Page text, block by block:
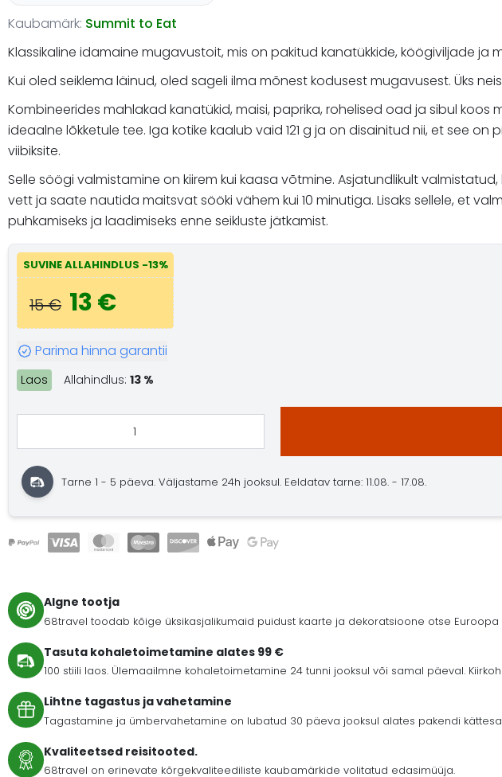
Kaubamärk: Summit to Eat
Klassikaline idamaine mugavustoit, mis on pakitud kanatükkide, köögiviljade ja
Kui oled seiklema läinud, oled sageli ilma mõnest kodusest mugavusest. Üks
Kombineerides mahlakad kanatükid, maisi, paprika, rohelised oad ja sibul
ideaalne lõkketule tee. Iga kotike kaalub vaid 121 g ja on disainitud nii, et see
viibiksite.
Selle söögi valmistamine on kiirem kui kaasa võtmine. Asjatundlikult
vett ja saate nautida maitsvat sööki vähem kui 10 minutiga. Lisaks sellele, et
puhkamiseks ja laadimiseks enne seikluste jätkamist.
SUVINE ALLAHINDLUS -13%
15 € 13 €
Parima hinna garantii
Laos Allahindlus: 13 %
Tarne 1 - 5 päeva. Väljastame 24h jooksul. Eeldatav tarne: 11.08. - 17.08.
Algne tootja
68travel toodab kõige üksikasjalikumaid puidust kaarte ja dekoratsioone otse Euroopa
Tasuta kohaletoimetamine alates 99 €
100 stiili laos. Ülemaailmne kohaletoimetamine 24 tunni jooksul või samal päeval.
Lihtne tagastus ja vahetamine
Tagastamine ja ümbervahetamine on lubatud 30 päeva jooksul alates pakendi
Kvaliteetsed reisitooted.
68travel on erinevate kõrgekvaliteediliste kaubamärkide volitatud edasimüüja.